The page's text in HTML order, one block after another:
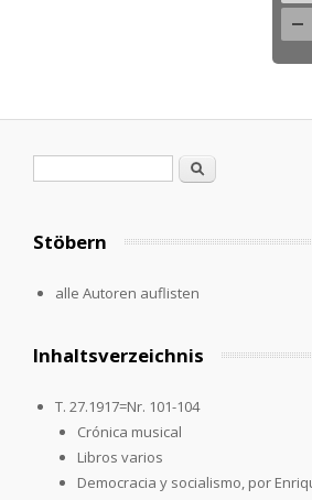
Search
Stöbern
alle Autoren auflisten
Inhaltsverzeichnis
T. 27.1917=Nr. 101-104
Crónica musical
Libros varios
Democracia y socialismo, por